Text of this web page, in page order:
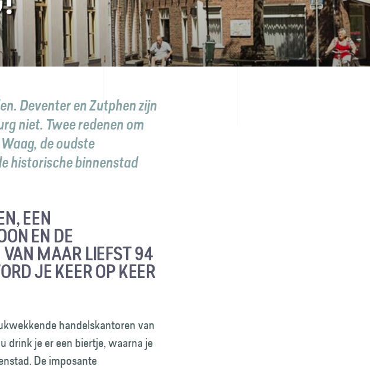
Deventer en Zutphen zijn
niet. Twee redenen om
de oudste
historische binnenstad
EEN
EN DE
MAAR LIEFST 94
JE KEER OP KEER
handelskantoren van
drink je er een biertje, waarna je
De imposante